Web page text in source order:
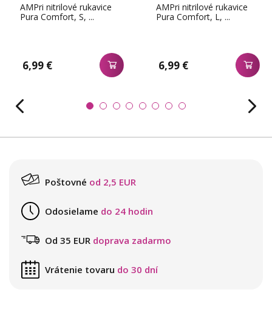
AMPri nitrilové rukavice
Pura Comfort, S, ...
6,99 €
AMPri nitrilové rukavice
Pura Comfort, L, ...
6,99 €
Poštovné od 2,5 EUR
Odosielame do 24 hodin
Od 35 EUR doprava zadarmo
Vrátenie tovaru do 30 dní